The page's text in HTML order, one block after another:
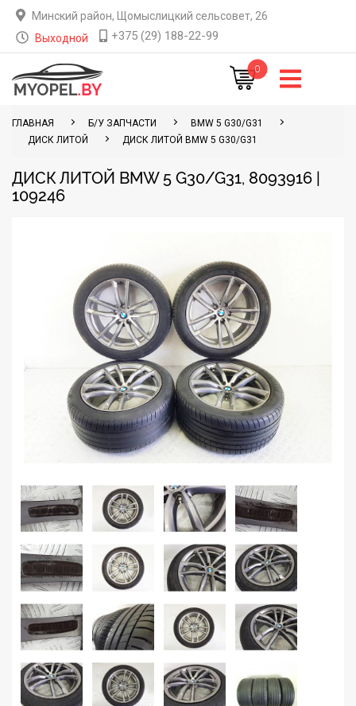
Минский район, Щомыслицкий сельсовет, 26
Выходной
+375 (29) 188-22-99
0
ГЛАВНАЯ Б/У ЗАПЧАСТИ
BMW 5 G30/G31
ДИСК ЛИТОЙ
ДИСК ЛИТОЙ BMW 5 G30/G31
ДИСК ЛИТОЙ BMW 5 G30/G31, 8093916 |
109246